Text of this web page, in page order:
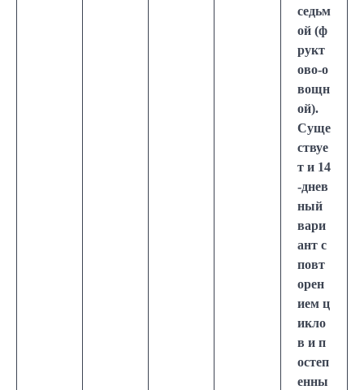
седьм
ой (ф
рукт
ово-о
вощн
ой).
Суще
ствуе
т и 14
-днев
ный
вари
ант с
повт
орен
ием ц
икло
в и п
остеп
енны